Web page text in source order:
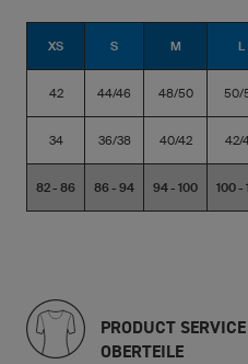
XS S M L
42 44/46 48/50 50/
34 36/38 40/42 42/
82 - 86 86 - 94 94 - 100 100 -
PRODUCT
OBERTEILE